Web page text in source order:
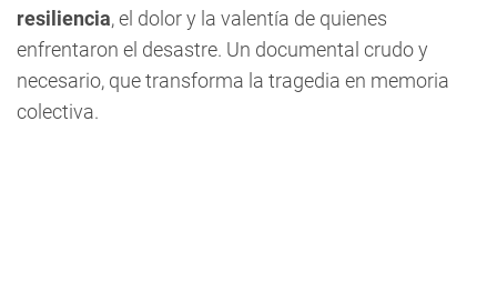
resiliencia, el dolor y la valentía de quienes
enfrentaron el desastre. Un documental crudo y
necesario, que transforma la tragedia en memoria
colectiva.